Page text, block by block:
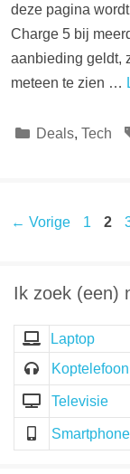
deze pagina
Charge 5 bij
aanbieding geldt,
meteen te zien …
Categorieën
Deals, Tech
← Vorige Pagina
1 2
Ik zoek (een)
Laptop
Koptelefoon
Televisie
Smartphone